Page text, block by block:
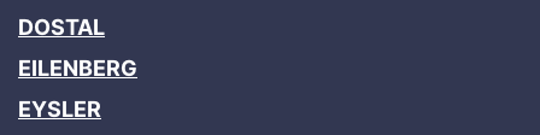
DOSTAL
EILENBERG
EYSLER